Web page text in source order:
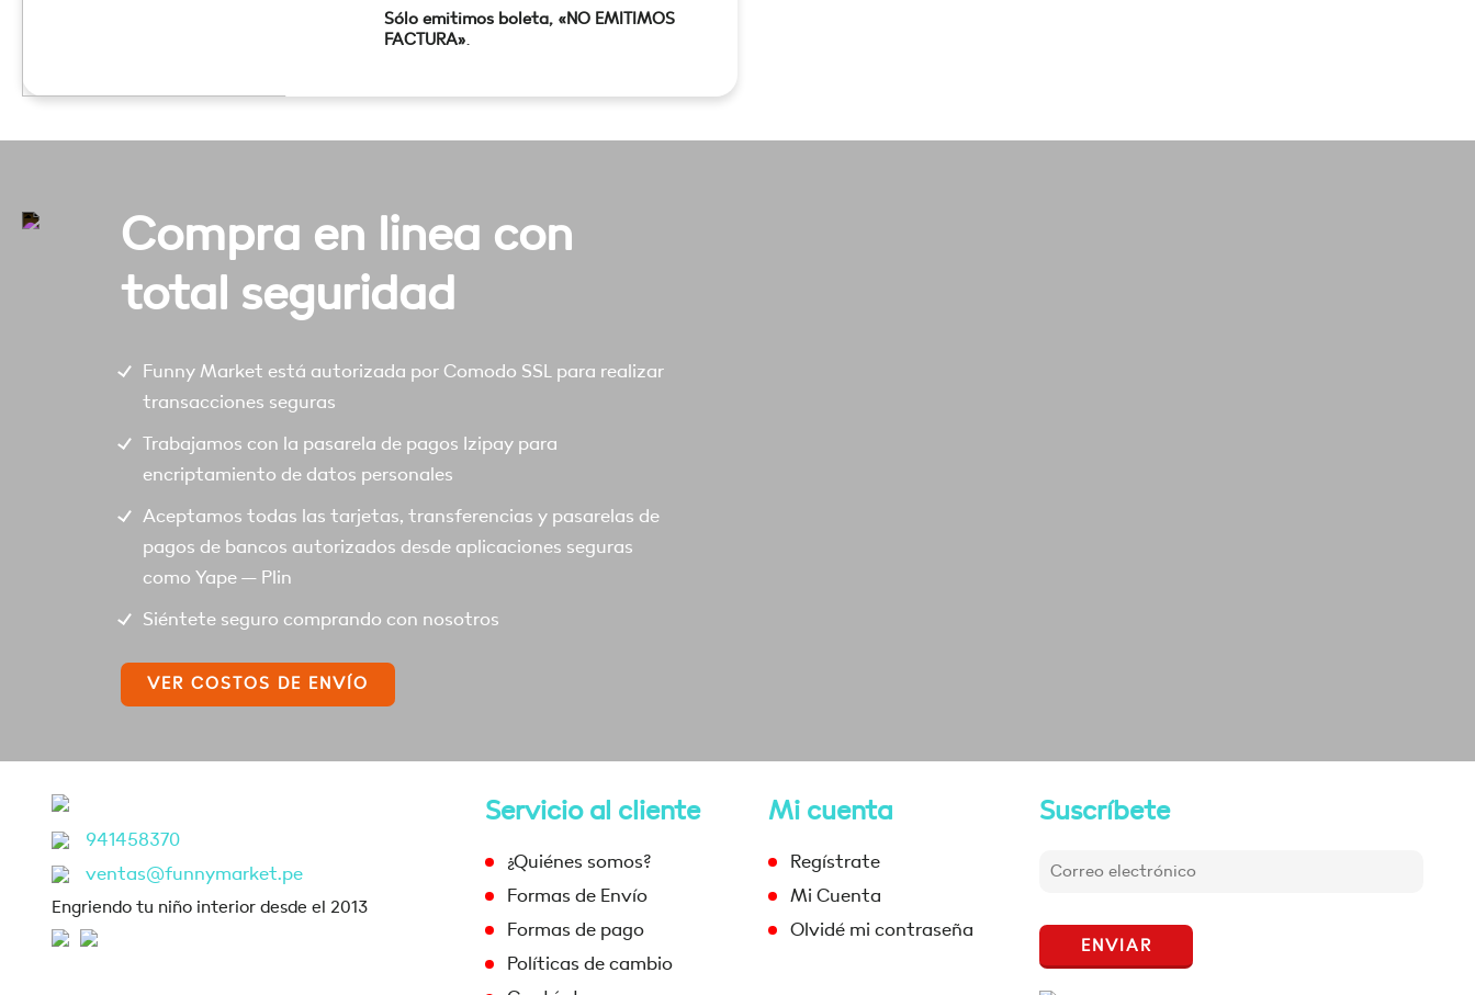
Sólo emitimos boleta, «NO EMITIMOS
FACTURA».
Compra en linea con
total seguridad
Funny Market está autorizada por Comodo SSL para realizar
transacciones seguras
Trabajamos con la pasarela de pagos Izipay para
encriptamiento de datos personales
Aceptamos todas las tarjetas, transferencias y pasarelas de
pagos de bancos autorizados desde aplicaciones seguras
como Yape – Plin
Siéntete seguro comprando con nosotros
VER COSTOS DE ENVÍO
941458370
ventas@funnymarket.pe
Engriendo tu niño interior desde el 2013
Servicio al cliente
¿Quiénes somos?
Formas de Envío
Formas de pago
Políticas de cambio
Mi cuenta
Regístrate
Mi Cuenta
Olvidé mi contraseña
Suscríbete
ENVIAR